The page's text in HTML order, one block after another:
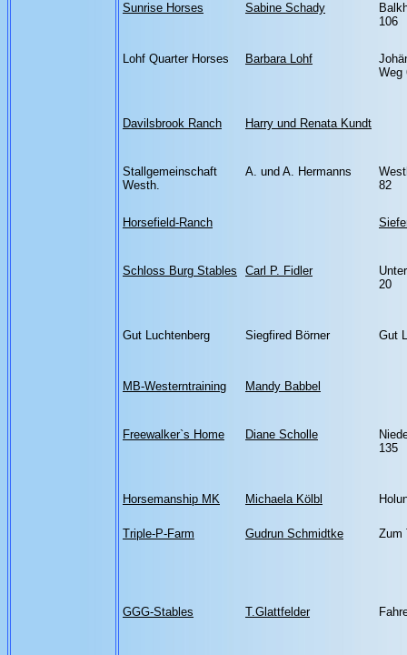
Sunrise Horses Sabine Schady
106
Lohf Quarter Horses Barbara Lohf
Weg
Davilsbrook Ranch Harry und Renata Kundt
Stallgemeinschaft
Westh.
A. und A. Hermanns
82
Horsefield-Ranch
Schloss Burg Stables Carl P. Fidler
20
Gut Luchtenberg Siegfired Börner Gut
MB-Westerntraining Mandy Babbel
Freewalker`s Home Diane Scholle
135
Horsemanship MK Michaela Kölbl
Triple-P-Farm Gudrun Schmidtke Zum
GGG-Stables T.Glattfelder